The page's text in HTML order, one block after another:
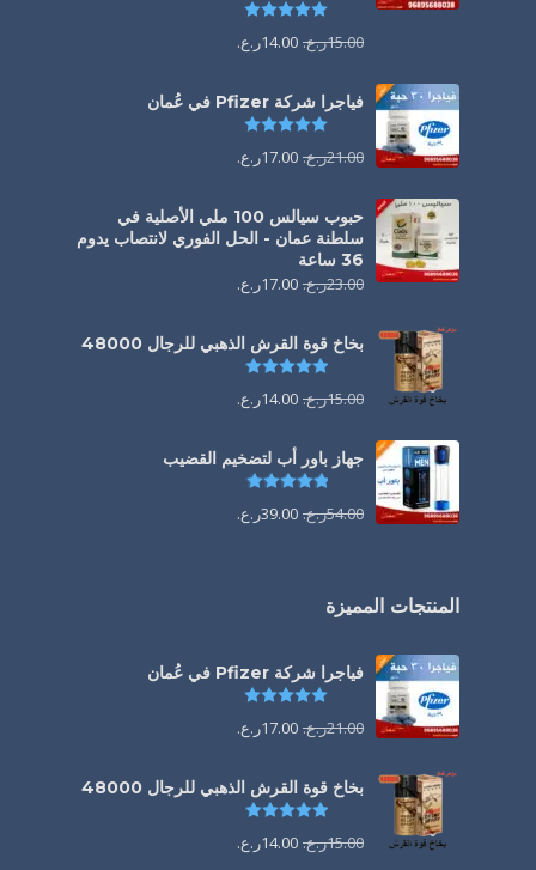
15.00ر.ع. 14.00ر.ع.
فياجرا شركة Pfizer في عُمان
21.00ر.ع. 17.00ر.ع.
حبوب سيالس 100 ملي الأصلية في
سلطنة عمان - الحل الفوري لانتصاب يدوم
36 ساعة
23.00ر.ع. 17.00ر.ع.
بخاخ قوة القرش الذهبي للرجال 48000
تم التقييم
15.00ر.ع. 14.00ر.ع.
جهاز باور أب لتضخيم القضيب
تم التقييم
54.00ر.ع. 39.00ر.ع.
المنتجات المميزة
فياجرا شركة Pfizer في عُمان
21.00ر.ع. 17.00ر.ع.
بخاخ قوة القرش الذهبي للرجال 48000
تم التقييم
15.00ر.ع. 14.00ر.ع.